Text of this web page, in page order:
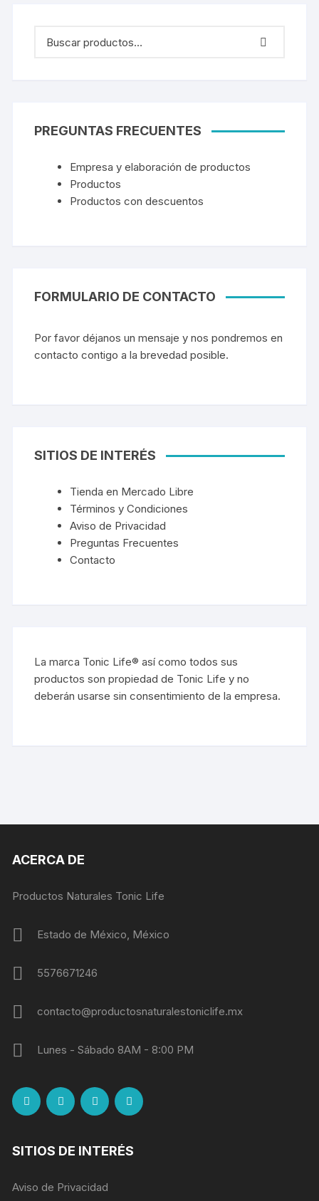
PREGUNTAS FRECUENTES
Empresa y elaboración de productos
Productos
Productos con descuentos
FORMULARIO DE CONTACTO
Por favor déjanos un mensaje y nos pondremos en
contacto contigo a la brevedad posible.
SITIOS DE INTERÉS
Tienda en Mercado Libre
Términos y Condiciones
Aviso de Privacidad
Preguntas Frecuentes
Contacto
La marca Tonic Life® así como todos sus
productos son propiedad de Tonic Life y no
deberán usarse sin consentimiento de la empresa.
ACERCA DE
Productos Naturales Tonic Life
Estado de México, México
5576671246
contacto@productosnaturalestoniclife.mx
Lunes - Sábado 8AM - 8:00 PM
SITIOS DE INTERÉS
Aviso de Privacidad